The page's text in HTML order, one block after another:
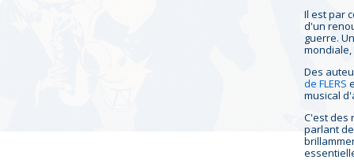
Il est par
d'un
guerre.
Des
de FLERS
musical
C'est des
parlant